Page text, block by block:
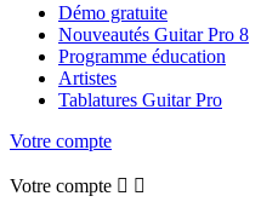
Démo gratuite
Nouveautés Guitar Pro 8
Programme éducation
Artistes
Tablatures Guitar Pro
Votre compte
Votre compte  